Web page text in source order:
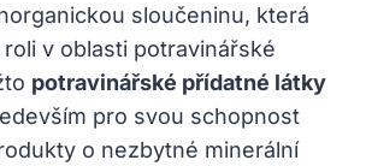
sloučeninu, která
v oblasti potravinářské
potravinářské přídatné látky
pro svou schopnost
o nezbytné minerální